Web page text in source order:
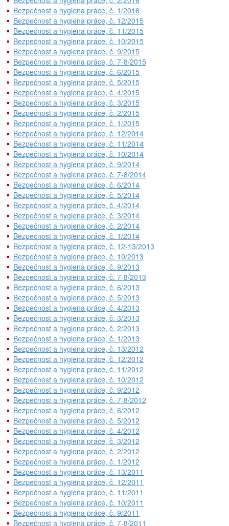
Bezpečnost a hygiena práce, č. 1/2016
Bezpečnost a hygiena práce, č. 12/2015
Bezpečnost a hygiena práce, č. 11/2015
Bezpečnost a hygiena práce, č. 10/2015
Bezpečnost a hygiena práce, č. 9/2015
Bezpečnost a hygiena práce, č. 7-8/2015
Bezpečnost a hygiena práce, č. 6/2015
Bezpečnost a hygiena práce, č. 5/2015
Bezpečnost a hygiena práce, č. 4/2015
Bezpečnost a hygiena práce, č. 3/2015
Bezpečnost a hygiena práce, č. 2/2015
Bezpečnost a hygiena práce, č. 1/2015
Bezpečnost a hygiena práce, č. 12/2014
Bezpečnost a hygiena práce, č. 11/2014
Bezpečnost a hygiena práce, č. 10/2014
Bezpečnost a hygiena práce, č. 9/2014
Bezpečnost a hygiena práce, č. 7-8/2014
Bezpečnost a hygiena práce, č. 6/2014
Bezpečnost a hygiena práce, č. 5/2014
Bezpečnost a hygiena práce, č. 4/2014
Bezpečnost a hygiena práce, č. 3/2014
Bezpečnost a hygiena práce, č. 2/2014
Bezpečnost a hygiena práce, č. 1/2014
Bezpečnost a hygiena práce, č. 12-13/2013
Bezpečnost a hygiena práce, č. 10/2013
Bezpečnost a hygiena práce, č. 9/2013
Bezpečnost a hygiena práce, č. 7-8/2013
Bezpečnost a hygiena práce, č. 6/2013
Bezpečnost a hygiena práce, č. 5/2013
Bezpečnost a hygiena práce, č. 4/2013
Bezpečnost a hygiena práce, č. 3/2013
Bezpečnost a hygiena práce, č. 2/2013
Bezpečnost a hygiena práce, č. 1/2013
Bezpečnost a hygiena práce, č. 13/2012
Bezpečnost a hygiena práce, č. 12/2012
Bezpečnost a hygiena práce, č. 11/2012
Bezpečnost a hygiena práce, č. 10/2012
Bezpečnost a hygiena práce, č. 9/2012
Bezpečnost a hygiena práce, č. 7-8/2012
Bezpečnost a hygiena práce, č. 6/2012
Bezpečnost a hygiena práce, č. 5/2012
Bezpečnost a hygiena práce, č. 4/2012
Bezpečnost a hygiena práce, č. 3/2012
Bezpečnost a hygiena práce, č. 2/2012
Bezpečnost a hygiena práce, č. 1/2012
Bezpečnost a hygiena práce, č. 13/2011
Bezpečnost a hygiena práce, č. 12/2011
Bezpečnost a hygiena práce, č. 11/2011
Bezpečnost a hygiena práce, č. 10/2011
Bezpečnost a hygiena práce, č. 9/2011
Bezpečnost a hygiena práce, č. 7-8/2011